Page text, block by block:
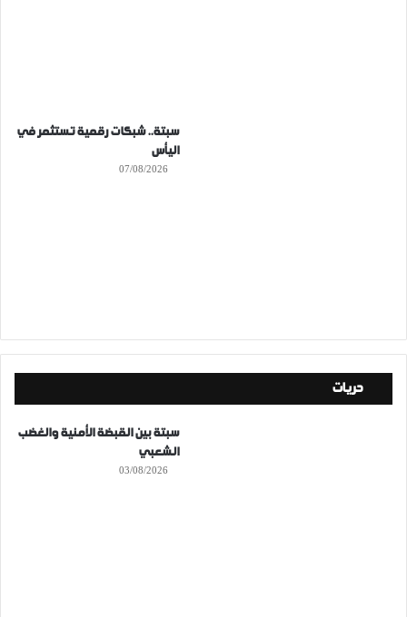
سبتة.. شبكات رقمية تستثمر في
اليأس
07/08/2026
حريات
سبتة بين القبضة الأمنية والغضب
الشعبي
03/08/2026